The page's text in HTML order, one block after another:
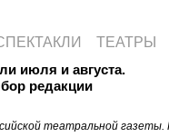
театральной газеты.
июля и августа.
редакции
ТЕАТРЫ